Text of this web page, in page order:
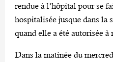
rendue à l’hôpital pour se
hospitalisée jusque dans la
quand elle a été autorisée à
Dans la matinée du